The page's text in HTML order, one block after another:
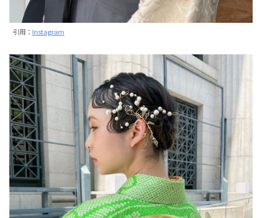
引用： Instagram